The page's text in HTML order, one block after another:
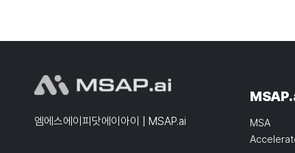
엠에스에이피닷에이아이 | MSAP.ai
MSA